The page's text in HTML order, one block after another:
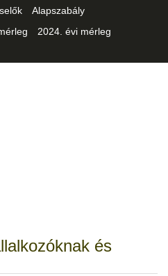
Alapszabály
2024. évi mérleg
és